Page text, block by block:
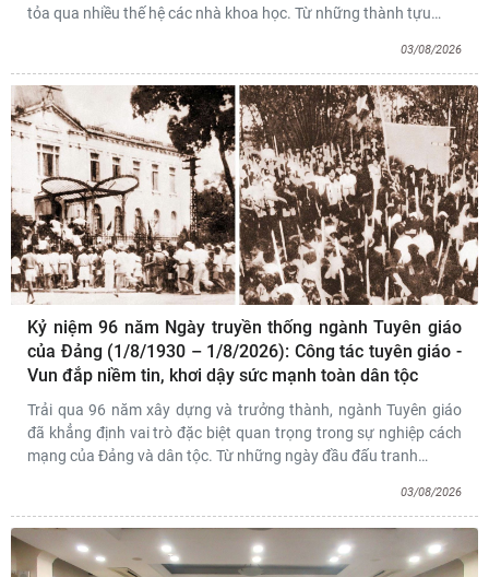
tỏa qua nhiều thế hệ các nhà khoa học. Từ những thành tựu…
03/08/2026
Kỷ niệm 96 năm Ngày truyền thống ngành Tuyên giáo
của Đảng (1/8/1930 – 1/8/2026): Công tác tuyên giáo -
Vun đắp niềm tin, khơi dậy sức mạnh toàn dân tộc
Trải qua 96 năm xây dựng và trưởng thành, ngành Tuyên giáo
đã khẳng định vai trò đặc biệt quan trọng trong sự nghiệp cách
mạng của Đảng và dân tộc. Từ những ngày đầu đấu tranh…
03/08/2026